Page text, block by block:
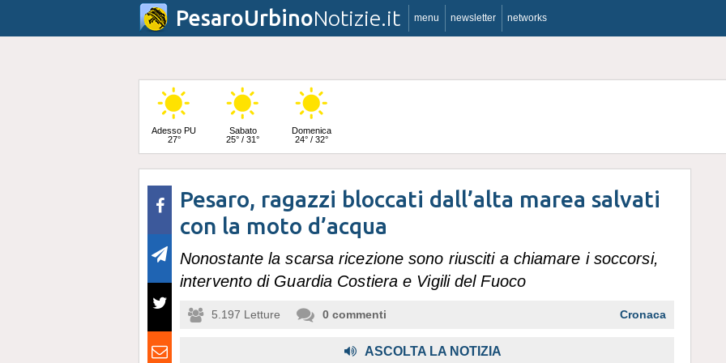
PesaroUrbinoNotizie.it menu newsletter networks
Adesso PU
27°
Sabato
25° / 31°
Domenica
24° / 32°
Lunedì
24° / 33°
Pesaro, ragazzi bloccati dall’alta marea salvati
con la moto d’acqua
Nonostante la scarsa ricezione sono riusciti a chiamare i soccorsi,
intervento di Guardia Costiera e Vigili del Fuoco
5.197 Letture 0 commenti Cronaca
ASCOLTA LA NOTIZIA